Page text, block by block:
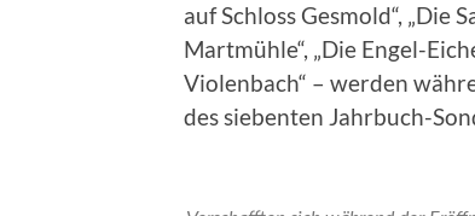
auf Schloss Gesmold“, „Die
Martmühle“, „Die Engel-
Violenbach“ – werden
des siebenten Jahrbuch-